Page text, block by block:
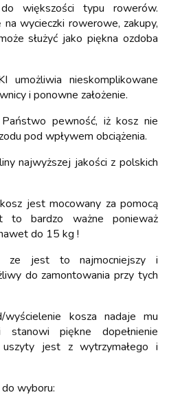
większości typu rowerów.
wycieczki rowerowe, zakupy,
służyć jako piękna ozdoba
umożliwia nieskomplikowane
i ponowne założenie.
pewność, iż kosz nie
pod wpływem obciążenia.
najwyższej jakości z polskich
jest mocowany za pomocą
to bardzo ważne ponieważ
do 15 kg !
ze jest to najmocniejszy i
do zamontowania przy tych
wyścielenie kosza nadaje mu
stanowi piękne dopełnienie
jest z wytrzymałego i
wyboru: